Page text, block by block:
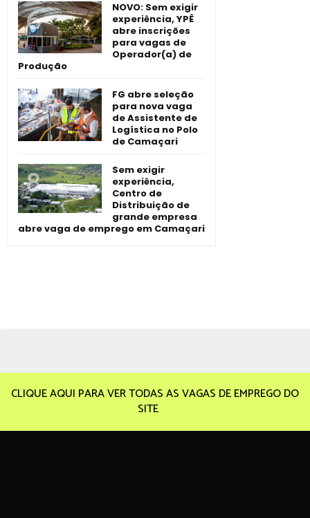
NOVO: Sem exigir
experiência, YPÊ
abre inscrições
para vagas de
Operador(a) de
Produção
FG abre seleção
para nova vaga
de Assistente de
Logística no Polo
de Camaçari
Sem exigir
experiência,
Centro de
Distribuição de
grande empresa
abre vaga de emprego em Camaçari
CLIQUE AQUI PARA VER TODAS AS VAGAS DE EMPREGO DO
SITE